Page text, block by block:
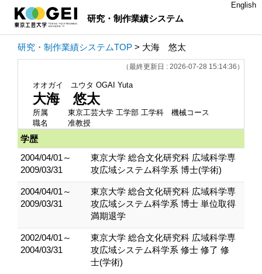
研究・制作業績システム
English
研究・制作業績システムTOP > 大海 悠太
（最終更新日 : 2026-07-28 15:14:36）
オオガイ ユウタ OGAI Yuta
大海 悠太
所属
東京工芸大学 工学部 工学科 機械コース
職名
准教授
学歴
2004/04/01～
2009/03/31
東京大学 総合文化研究科 広域科学専
攻広域システム科学系 博士(学術)
2004/04/01～
2009/03/31
東京大学 総合文化研究科 広域科学専
攻広域システム科学系 博士 単位取得
満期退学
2002/04/01～
2004/03/31
東京大学 総合文化研究科 広域科学専
攻広域システム科学系 修士 修了 修
士(学術)